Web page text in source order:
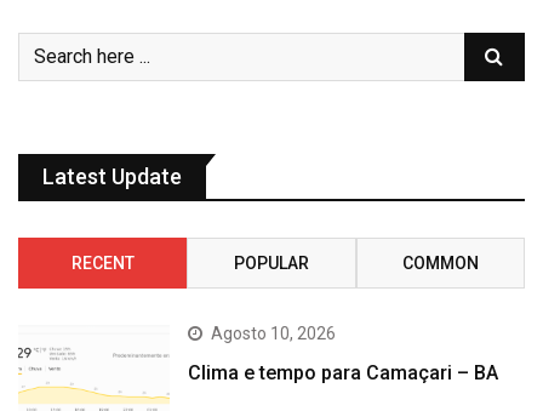
Latest Update
RECENT POPULAR COMMON
Agosto 10, 2026
Clima e tempo para Camaçari – BA